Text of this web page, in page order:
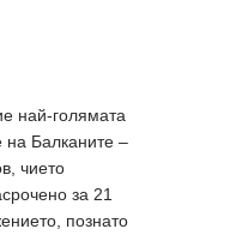
най-голямата
на Балканите –
чието
за 21
познато